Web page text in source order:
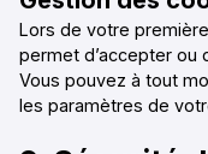
Lors de votre
permet d’accepter ou
Vous pouvez à tout
les paramètres de